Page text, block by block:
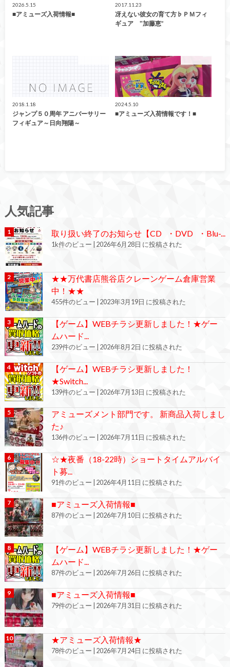
2026.5.15
■アミューズ入荷情報■
2017.11.23
冴えない彼女の育て方♭ＰＭフィ
ギュア ‟加藤恵”
2018.1.18
ジャンプ５０周年 アニバーサリー
フィギュア～日向翔陽～
2024.5.10
■アミューズ入荷情報です！■
人気記事
取り扱い終了のお知らせ【CD ・DVD ・Blu-...
1k件のビュー 2026年6月28日 に投稿された
★★万代書店熊谷店クレーンゲーム倉庫営業
中！★★
455件のビュー 2023年3月19日 に投稿された
【ゲーム】WEBチラシ更新しました！★ゲー
ムハード...
239件のビュー 2026年8月2日 に投稿された
【ゲーム】WEBチラシ更新しました！
★Switch...
139件のビュー 2026年7月13日 に投稿された
アミューズメント部門です。 新商品入荷しまし
た♪
136件のビュー 2026年7月11日 に投稿された
☆★夜番（18-22時）ショートタイムアルバイ
ト募...
91件のビュー 2026年4月11日 に投稿された
■アミューズ入荷情報■
87件のビュー 2026年7月10日 に投稿された
【ゲーム】WEBチラシ更新しました！★ゲー
ムハード...
87件のビュー 2026年7月26日 に投稿された
■アミューズ入荷情報■
79件のビュー 2026年7月31日 に投稿された
★アミューズ入荷情報★
78件のビュー 2026年7月24日 に投稿された